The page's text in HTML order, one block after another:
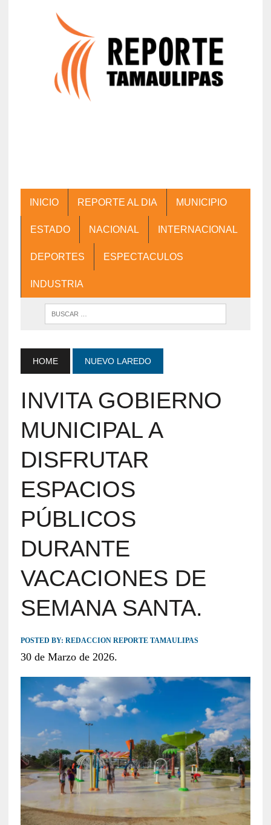
INICIO REPORTE AL DIA MUNICIPIO
ESTADO NACIONAL INTERNACIONAL
DEPORTES ESPECTACULOS
INDUSTRIA
HOME NUEVO LAREDO
INVITA GOBIERNO
MUNICIPAL A
DISFRUTAR
ESPACIOS
PÚBLICOS
DURANTE
VACACIONES DE
SEMANA SANTA.
POSTED BY: REDACCION REPORTE TAMAULIPAS
30 de Marzo de 2026.